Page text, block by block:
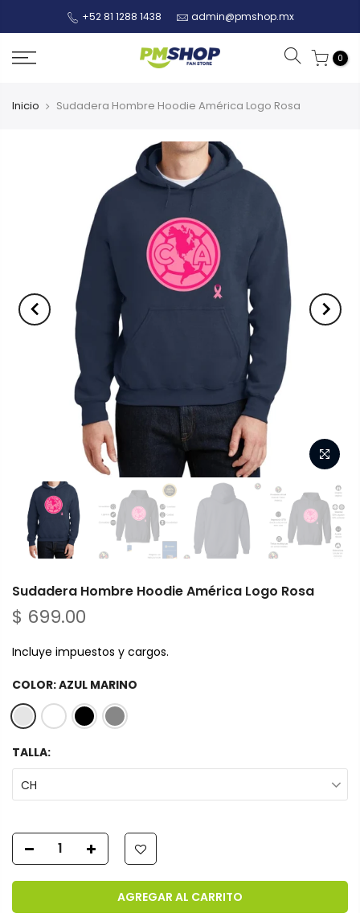
+52 81 1288 1438 admin@pmshop.mx
0
Inicio Sudadera Hombre Hoodie América Logo Rosa
Sudadera Hombre Hoodie América Logo Rosa
$ 699.00
Incluye impuestos y cargos.
COLOR:AZUL MARINO
TALLA:
CH
AGREGAR AL CARRITO